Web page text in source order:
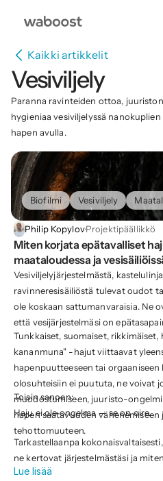
Kaikki artikkelit
Vesiviljely
Paranna ravinteiden ottoa,
hygieniaa vesiviljelyssä
hapen avulla.
Biofilmi Vesiviljely
Philip Kopylov·Projektipäällikkö
Miten korjata epätavalliset
maataloudessa ja
Vesiviljelyjärjestelmästä,
ravinneresisäiliöstä tulevat oudot
ole koskaan sattumanvaraisia. Ne
että vesijärjestelmäsi on
Tunkkaiset, suomaiset, rikkimäiset,
kananmuna" -hajut viittaavat
hapenpuutteeseen tai orgaaniseen
olosuhteisiin ei puututa, ne voivat
muodostumiseen, juuristo-
hapen saatavuuden vähenemiseen
tehottomuuteen.
Toisin sanoen:
Haju ei ole ongelma — se on oire.
Tarkastellaanpa
ne kertovat järjestelmästäsi ja
Lue lisää